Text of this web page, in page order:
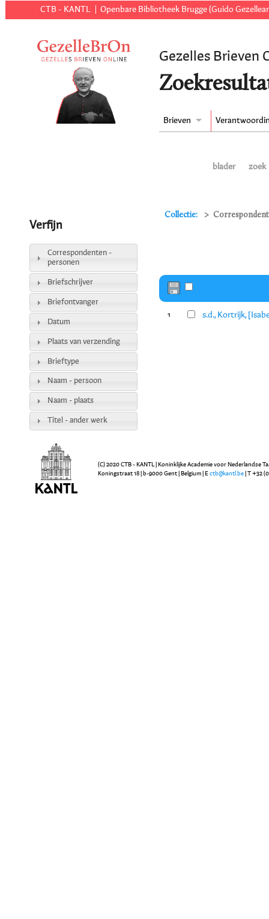
CTB - KANTL Openbare Bibliotheek Brugge (Guido
Gezelles Brieven
Brieven
blader zoek
Collectie:
1 s.d., Kortrijk,
Verfijn
Correspondenten -
personen
Briefschrijver
Briefontvanger
Datum
Plaats van verzending
Brieftype
Naam - persoon
Naam - plaats
Titel - ander werk
(C) 2020 CTB - KANTL | Koninklijke Academie voor Nederlandse
Koningstraat 18 | b-9000 Gent | Belgium | E ctb@kantl.be | T +32